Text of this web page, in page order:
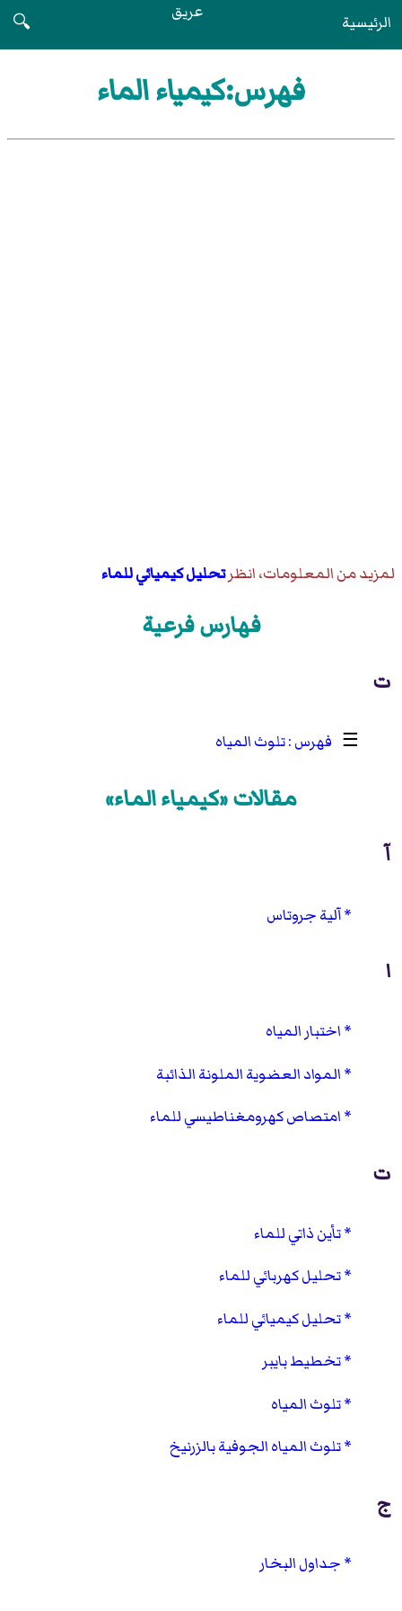
الرئيسية عريق
🔍
فهرس:كيمياء الماء
لمزيد من المعلومات، انظرتحليل كيميائي للماء
فهارس فرعية
ت
☰ تلوث المياه
مقالات «كيمياء الماء»
آ
آلية جروتاس
ا
اختبار المياه
المواد العضوية الملونة الذائبة
امتصاص كهرومغناطيسي للماء
ت
تأين ذاتي للماء
تحليل كهربائي للماء
تحليل كيميائي للماء
تخطيط بايبر
تلوث المياه
تلوث المياه الجوفية بالزرنيخ
ج
جداول البخار